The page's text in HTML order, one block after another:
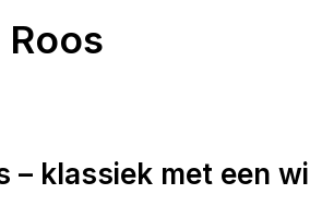
– klassiek met een